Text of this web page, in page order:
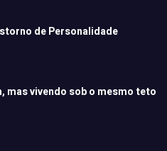
de Personalidade
mas vivendo sob o mesmo teto